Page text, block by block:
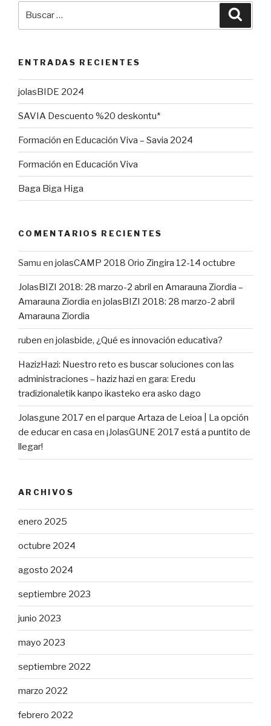
ENTRADAS RECIENTES
jolasBIDE 2024
SAVIA Descuento %20 deskontu*
Formación en Educación Viva – Savia 2024
Formación en Educación Viva
Baga Biga Higa
COMENTARIOS RECIENTES
Samu en jolasCAMP 2018 Orio Zingira 12-14 octubre
JolasBIZI 2018: 28 marzo-2 abril en Amarauna Ziordia –
Amarauna Ziordia en jolasBIZI 2018: 28 marzo-2 abril
Amarauna Ziordia
ruben en jolasbide, ¿Qué es innovación educativa?
HazizHazi: Nuestro reto es buscar soluciones con las
administraciones – haziz hazi en gara: Eredu
tradizionaletik kanpo ikasteko era asko dago
Jolasgune 2017 en el parque Artaza de Leioa | La opción
de educar en casa en ¡JolasGUNE 2017 está a puntito de
llegar!
ARCHIVOS
enero 2025
octubre 2024
agosto 2024
septiembre 2023
junio 2023
mayo 2023
septiembre 2022
marzo 2022
febrero 2022